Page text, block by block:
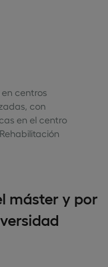
centros
con
en el centro
máster y por